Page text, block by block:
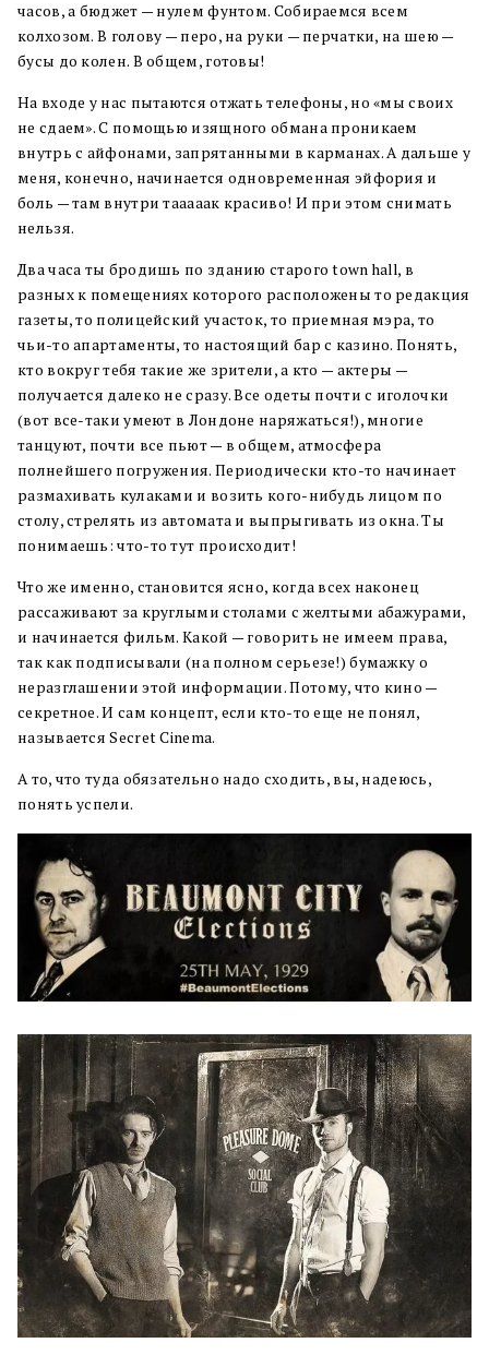
часов, а бюджет — нулем фунтом. Собираемся всем
колхозом. В голову — перо, на руки — перчатки, на шею —
бусы до колен. В общем, готовы!
На входе у нас пытаются отжать телефоны, но «мы своих
не сдаем». С помощью изящного обмана проникаем
внутрь с айфонами, запрятанными в карманах. А дальше у
меня, конечно, начинается одновременная эйфория и
боль — там внутри тааааак красиво! И при этом снимать
нельзя.
Два часа ты бродишь по зданию старого town hall, в
разных к помещениях которого расположены то редакция
газеты, то полицейский участок, то приемная мэра, то
чьи-то апартаменты, то настоящий бар с казино. Понять,
кто вокруг тебя такие же зрители, а кто — актеры —
получается далеко не сразу. Все одеты почти с иголочки
(вот все-таки умеют в Лондоне наряжаться!), многие
танцуют, почти все пьют — в общем, атмосфера
полнейшего погружения. Периодически кто-то начинает
размахивать кулаками и возить кого-нибудь лицом по
столу, стрелять из автомата и выпрыгивать из окна. Ты
понимаешь: что-то тут происходит!
Что же именно, становится ясно, когда всех наконец
рассаживают за круглыми столами с желтыми абажурами,
и начинается фильм. Какой — говорить не имеем права,
так как подписывали (на полном серьезе!) бумажку о
неразглашении этой информации. Потому, что кино —
секретное. И сам концепт, если кто-то еще не понял,
называется Secret Cinema.
А то, что туда обязательно надо сходить, вы, надеюсь,
понять успели.